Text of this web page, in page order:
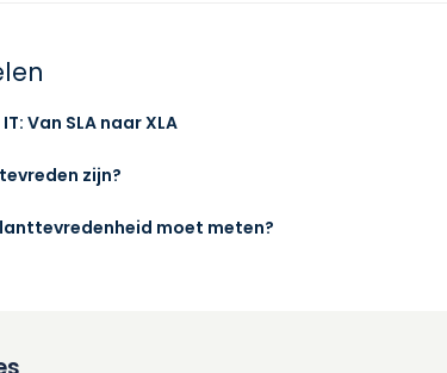
Van SLA naar XLA
zijn?
moet meten?